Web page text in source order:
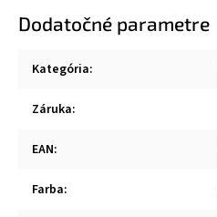
Dodatočné parametre
Kategória:
Záruka:
EAN:
Farba: